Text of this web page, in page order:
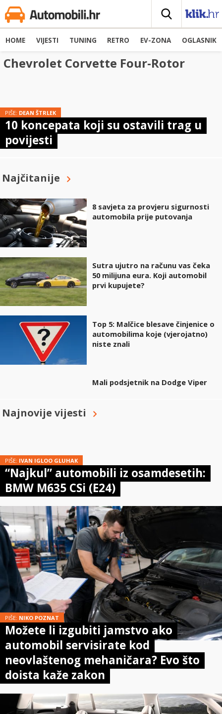
HOME VIJESTI TUNING RETRO EV-ZONA OGLASNIK
Chevrolet Corvette Four-Rotor
PIŠE: DEAN ŠTRLEK
10 koncepata koji su ostavili trag u
povijesti
Najčitanije
8 savjeta za provjeru sigurnosti
automobila prije putovanja
Sutra ujutro na računu vas čeka
50 milijuna eura. Koji automobil
prvi kupujete?
Top 5: Malčice blesave činjenice o
automobilima koje (vjerojatno)
niste znali
Mali podsjetnik na Dodge Viper
Najnovije vijesti
PIŠE: IVAN IGLOO GLUHAK
“Najkul” automobili iz osamdesetih:
BMW M635 CSi (E24)
PIŠE: NIKO POZNAT
Možete li izgubiti jamstvo ako
automobil servisirate kod
neovlaštenog mehaničara? Evo što
doista kaže zakon